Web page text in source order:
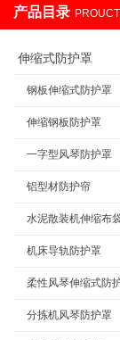
产品目录
伸缩式防护罩
钢板伸缩式防护罩
伸缩钢板防护罩
一字型风琴防护罩
铝型材防护帘
水泥散装机伸缩布
机床导轨防护罩
柔性风琴伸缩式防
分拣机风琴防护罩